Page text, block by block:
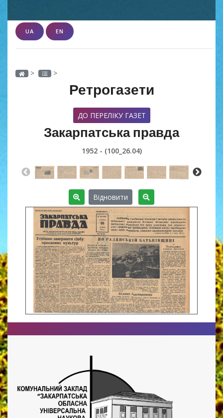
UA EN
> >
Ретрогазети
ДО ПЕРЕЛІКУ ГАЗЕТ
Закарпатська правда
1952 - (100_26.04)
Відновити